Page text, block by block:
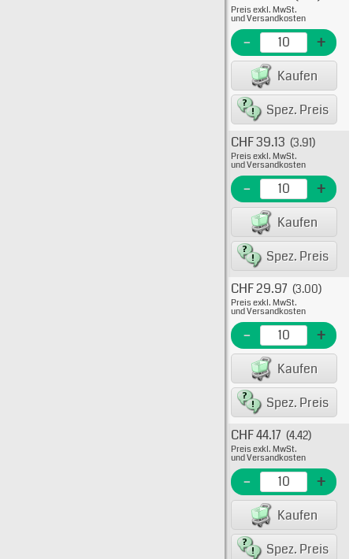
EME
Preis exkl. MwSt.
und Versandkosten
- +
Kaufen
Spez. Preis
EME
CHF 39.13 (3.91)
Preis exkl. MwSt.
und Versandkosten
- +
Kaufen
Spez. Preis
Typ:
EME
CHF 29.97 (3.00)
Preis exkl. MwSt.
und Versandkosten
- +
Kaufen
Spez. Preis
EME
CHF 44.17 (4.42)
Preis exkl. MwSt.
und Versandkosten
- +
Kaufen
Spez. Preis